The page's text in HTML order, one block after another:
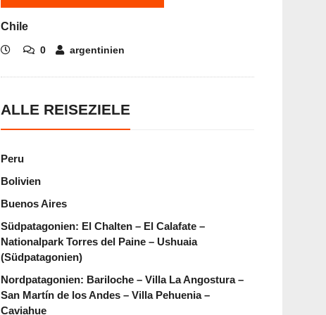
Chile
0 argentinien
ALLE REISEZIELE
Peru
Bolivien
Buenos Aires
Südpatagonien: El Chalten – El Calafate –
Nationalpark Torres del Paine – Ushuaia
(Südpatagonien)
Nordpatagonien: Bariloche – Villa La Angostura –
San Martín de los Andes – Villa Pehuenia –
Caviahue